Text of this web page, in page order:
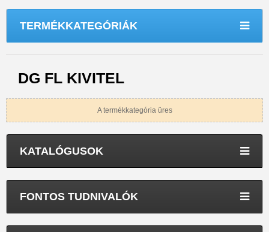
TERMÉKKATEGÓRIÁK
DG FL KIVITEL
A termékkategória üres
KATALÓGUSOK
FONTOS TUDNIVALÓK